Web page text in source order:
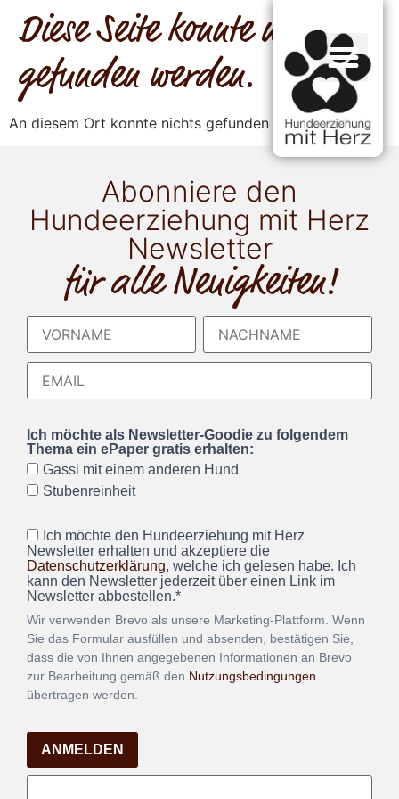
Diese Seite konnte nicht
gefunden werden.
An diesem Ort konnte nichts gefunden werden.
Abonniere den
Hundeerziehung mit Herz
Newsletter
für alle Neuigkeiten!
Ich möchte als Newsletter-Goodie zu folgendem
Thema ein ePaper gratis erhalten:
Gassi mit einem anderen Hund
Stubenreinheit
Ich möchte den Hundeerziehung mit Herz
Newsletter erhalten und akzeptiere die
Datenschutzerklärung, welche ich gelesen habe. Ich
kann den Newsletter jederzeit über einen Link im
Newsletter abbestellen.*
Wir verwenden Brevo als unsere Marketing-Plattform. Wenn
Sie das Formular ausfüllen und absenden, bestätigen Sie,
dass die von Ihnen angegebenen Informationen an Brevo
zur Bearbeitung gemäß den Nutzungsbedingungen
übertragen werden.
ANMELDEN